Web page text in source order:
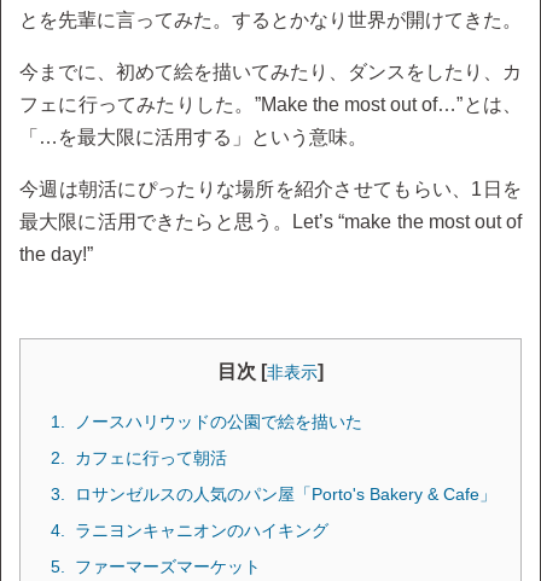
とを先輩に言ってみた。するとかなり世界が開けてきた。
今までに、初めて絵を描いてみたり、ダンスをしたり、カ
フェに行ってみたりした。”Make the most out of…”とは、
「…を最大限に活用する」という意味。
今週は朝活にぴったりな場所を紹介させてもらい、1日を
最大限に活用できたらと思う。Let’s “make the most out of
the day!”
目次 [非表示]
ノースハリウッドの公園で絵を描いた
カフェに行って朝活
ロサンゼルスの人気のパン屋「Porto's Bakery & Cafe」
ラニヨンキャニオンのハイキング
ファーマーズマーケット